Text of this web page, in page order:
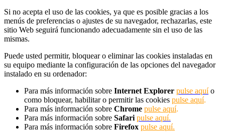
Si no acepta el uso de las cookies, ya que es posible gracias a los
menús de preferencias o ajustes de su navegador, rechazarlas, este
sitio Web seguirá funcionando adecuadamente sin el uso de las
mismas.
Puede usted permitir, bloquear o eliminar las cookies instaladas en
su equipo mediante la configuración de las opciones del navegador
instalado en su ordenador:
Para más información sobre Internet Explorer pulse aquío
como bloquear, habilitar o permitir las cookies pulse aquí.
Para más información sobre Chrome pulse aquí.
Para más información sobre Safari pulse aquí.
Para más información sobre Firefox pulse aquí.